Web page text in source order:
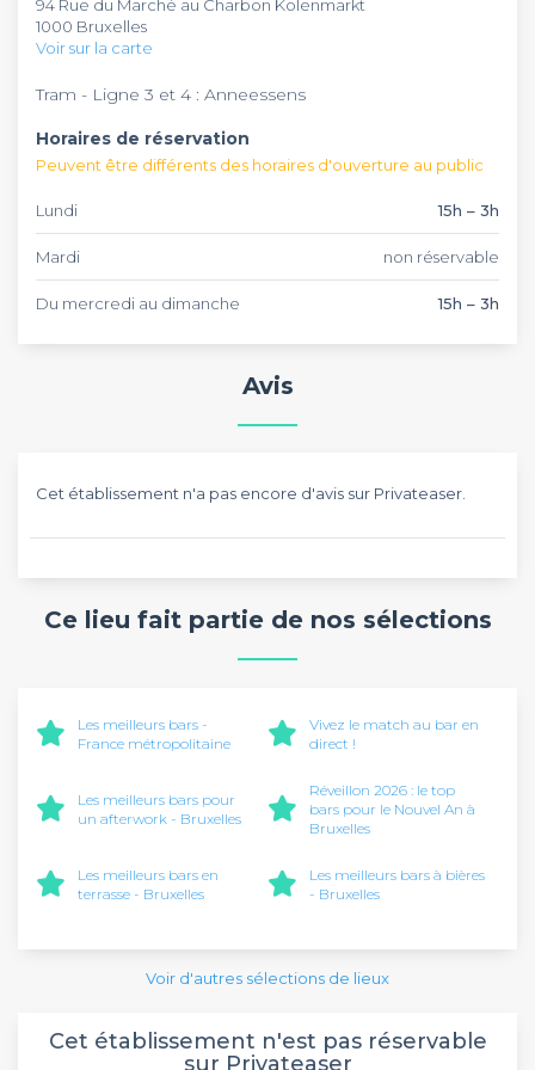
régulièrement des matchs.
afterwork, ou simplement pour un pot de départ. Pour
toutes réservations, vous avez à disposition du matériel de
projection. Si vous voulez réussir votre prochaine sortie en
94 Rue du Marché au Charbon Kolenmarkt
1000 Bruxelles
Voir sur la carte
Tram - Ligne 3 et 4 : Anneessens
Horaires de réservation
Peuvent être différents des horaires d'ouverture au public
Lundi 15h – 3h
Mardi non réservable
Du mercredi au dimanche 15h – 3h
Avis
Cet établissement n'a pas encore d'avis sur Privateaser.
Ce lieu fait partie de nos sélections
Les meilleurs bars -
France métropolitaine
Vivez le match au bar en
direct !
Les meilleurs bars pour
un afterwork - Bruxelles
Réveillon 2026 : le top
bars pour le Nouvel An à
Bruxelles
Les meilleurs bars en
terrasse - Bruxelles
Les meilleurs bars à bières
- Bruxelles
Voir d'autres sélections de lieux
Cet établissement n'est pas réservable
sur Privateaser